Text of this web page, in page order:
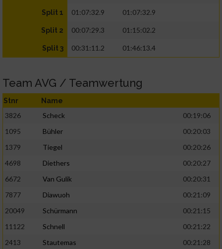
Split 1 01:07:32.9 01:07:32.9
Split 2 00:07:29.3 01:15:02.2
Split 3 00:31:11.2 01:46:13.4
Team AVG / Teamwertung
Stnr Name
3826 Scheck
00:19:06
1095
Bühler
00:20:03
1379
Tiegel
00:20:26
4698
Diethers
00:20:27
6672
Van Gulik
00:20:31
7877
Diawuoh
00:21:09
20049
Schürmann
00:21:15
11122
Schnell
00:21:22
2413
Stautemas
00:21:28